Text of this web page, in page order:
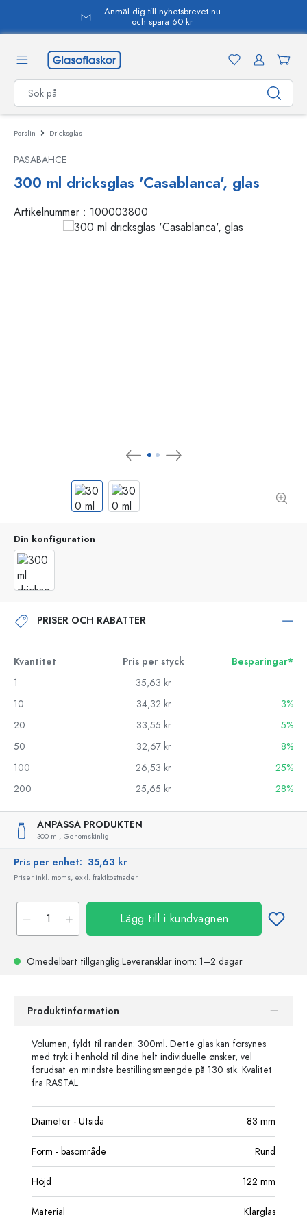
Anmäl dig till nyhetsbrevet nu
och spara 60 kr
Porslin Dricksglas
PASABAHCE
300 ml dricksglas 'Casablanca', glas
Artikelnummer : 100003800
Din konfiguration
PRISER OCH RABATTER
Kvantitet Pris per styck
Besparingar*
1
35,63 kr
10
34,32 kr
3%
20
33,55 kr
5%
50
32,67 kr
8%
100
26,53 kr
25%
200
25,65 kr 28%
ANPASSA PRODUKTEN
300 ml, Genomskinlig
Pris per enhet: 35,63 kr
Priser inkl. moms, exkl. fraktkostnader
Lägg till i kundvagnen
Omedelbart tillgänglig.Leveransklar inom: 1–2 dagar
Produktinformation
Volumen, fyldt til randen: 300ml. Dette glas kan forsynes
med tryk i henhold til dine helt individuelle ønsker, vel
forudsat en mindste bestillingsmængde på 130 stk. Kvalitet
fra RASTAL.
Diameter - Utsida 83 mm
Form - basområde Rund
Höjd 122 mm
Material Klarglas